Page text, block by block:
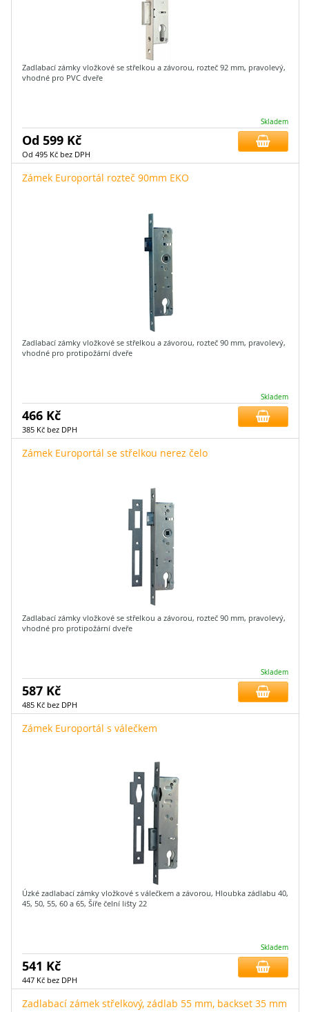
Zadlabací zámky vložkové se střelkou a závorou, rozteč 92 mm, pravolevý,
vhodné pro PVC dveře
Skladem
Od 599 Kč
Od 495 Kč bez DPH
Zámek Europortál rozteč 90mm EKO
Zadlabací zámky vložkové se střelkou a závorou, rozteč 90 mm, pravolevý,
vhodné pro protipožární dveře
Skladem
466 Kč
385 Kč bez DPH
Zámek Europortál se střelkou nerez čelo
Zadlabací zámky vložkové se střelkou a závorou, rozteč 90 mm, pravolevý,
vhodné pro protipožární dveře
Skladem
587 Kč
485 Kč bez DPH
Zámek Europortál s válečkem
Úzké zadlabací zámky vložkové s válečkem a závorou, Hloubka zádlabu 40,
45, 50, 55, 60 a 65, Šíře čelní lišty 22
Skladem
541 Kč
447 Kč bez DPH
Zadlabací zámek střelkový, zádlab 55 mm, backset 35 mm